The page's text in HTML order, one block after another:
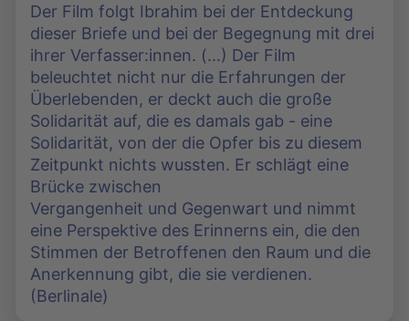
Der Film folgt Ibrahim bei der Entdeckung
dieser Briefe und bei der Begegnung mit drei
ihrer Verfasser:innen. (…) Der Film
beleuchtet nicht nur die Erfahrungen der
Überlebenden, er deckt auch die große
Solidarität auf, die es damals gab - eine
Solidarität, von der die Opfer bis zu diesem
Zeitpunkt nichts wussten. Er schlägt eine
Brücke zwischen
Vergangenheit und Gegenwart und nimmt
eine Perspektive des Erinnerns ein, die den
Stimmen der Betroffenen den Raum und die
Anerkennung gibt, die sie verdienen.
(Berlinale)